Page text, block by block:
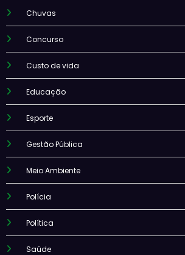
Chuvas
Concurso
Custo de vida
Educação
Esporte
Gestão Pública
Meio Ambiente
Polícia
Política
Saúde